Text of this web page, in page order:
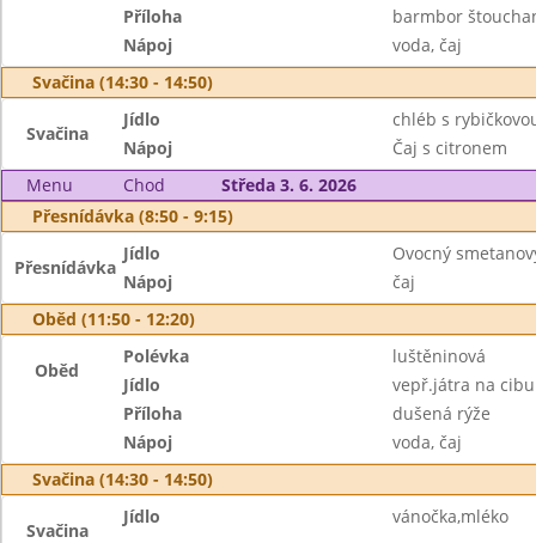
Příloha
barmbor
Nápoj
voda, čaj
Svačina (14:30 - 14:50)
Svačina
Jídlo
chléb s
Nápoj
Čaj s citronem
Menu
Chod
Středa 3. 6. 2026
Přesnídávka (8:50 - 9:15)
Přesnídávka
Jídlo
Ovocný
Nápoj
čaj
Oběd (11:50 - 12:20)
Oběd
Polévka
luštěninová
Jídlo
vepř.játra na
Příloha
dušená rýže
Nápoj
voda, čaj
Svačina (14:30 - 14:50)
Svačina
Jídlo vánočka,mléko